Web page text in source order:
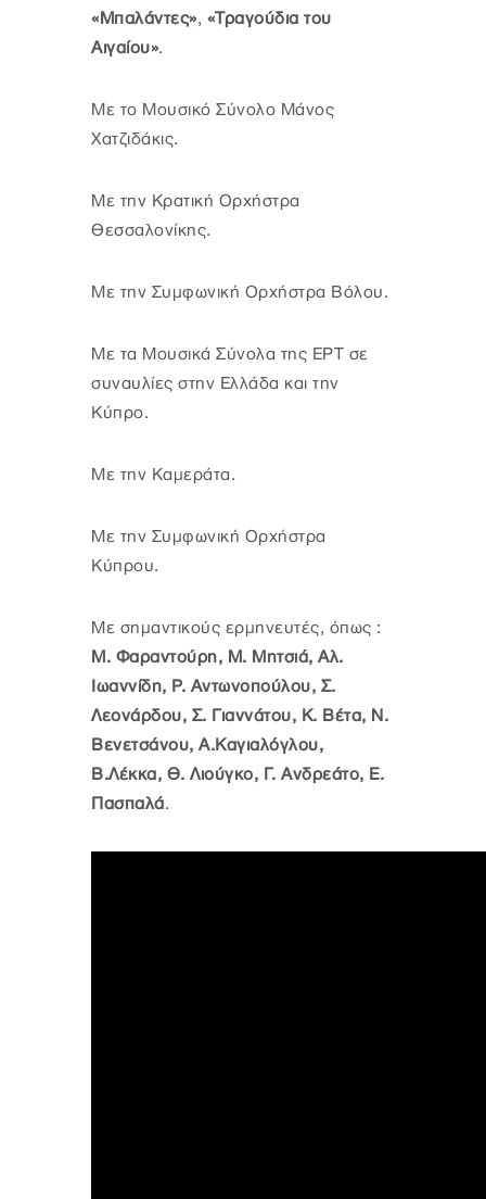
«Μπαλάντες», «Τραγούδια του
Αιγαίου».
Με το Μουσικό Σύνολο Μάνος
Χατζιδάκις.
Με την Κρατική Ορχήστρα
Θεσσαλονίκης.
Με την Συμφωνική Ορχήστρα Βόλου.
Με τα Μουσικά Σύνολα της ΕΡΤ σε
συναυλίες στην Ελλάδα και την
Κύπρο.
Με την Καμεράτα.
Με την Συμφωνική Ορχήστρα
Κύπρου.
Με σημαντικούς ερμηνευτές, όπως :
Μ. Φαραντούρη, Μ. Μητσιά, Αλ.
Ιωαννίδη, Ρ. Αντωνοπούλου, Σ.
Λεονάρδου, Σ. Γιαννάτου, Κ. Βέτα, Ν.
Βενετσάνου, Α.Καγιαλόγλου,
Β.Λέκκα, Θ. Λιούγκο, Γ. Ανδρεάτο, Ε.
Πασπαλά.